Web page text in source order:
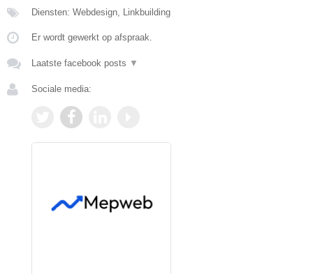
Diensten: Webdesign, Linkbuilding
Er wordt gewerkt op afspraak.
Laatste facebook posts ▼
Sociale media: